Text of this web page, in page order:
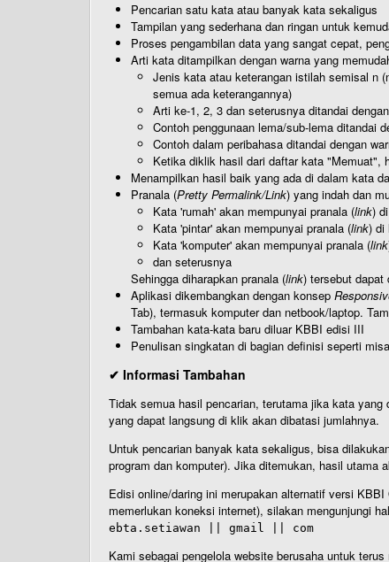
Pencarian satu kata atau banyak kata sekaligus
Tampilan yang sederhana dan ringan untuk
Proses pengambilan data yang sangat cepat,
Arti kata ditampilkan dengan warna yang
Jenis kata atau keterangan istilah semisal n
semua ada keterangannya)
Arti ke-1, 2, 3 dan seterusnya ditandai
Contoh penggunaan lema/sub-lema ditandai
Contoh dalam peribahasa ditandai dengan
Ketika diklik hasil dari daftar kata "Memuat",
Menampilkan hasil baik yang ada di dalam kata
Pranala (Pretty Permalink/Link) yang indah dan
Kata 'rumah' akan mempunyai pranala (link)
Kata 'pintar' akan mempunyai pranala (link) di
Kata 'komputer' akan mempunyai pranala (link
dan seterusnya
Sehingga diharapkan pranala (link) tersebut dapat
Aplikasi dikembangkan dengan konsep
Tab), termasuk komputer dan netbook/laptop.
Tambahan kata-kata baru diluar KBBI edisi III
Penulisan singkatan di bagian definisi seperti
✔ Informasi Tambahan
Tidak semua hasil pencarian, terutama jika kata
yang dapat langsung di klik akan dibatasi jumlahnya.
Untuk pencarian banyak kata sekaligus, bisa
program dan komputer). Jika ditemukan, hasil utama
Edisi online/daring ini merupakan alternatif versi
memerlukan koneksi internet), silakan mengunjungi
ebta.setiawan || gmail || com
Kami sebagai pengelola website berusaha untuk